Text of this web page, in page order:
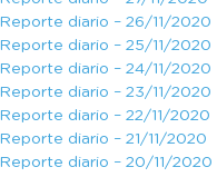
Reporte diario – 26/11/2020
Reporte diario – 25/11/2020
Reporte diario – 24/11/2020
Reporte diario – 23/11/2020
Reporte diario – 22/11/2020
Reporte diario – 21/11/2020
Reporte diario – 20/11/2020